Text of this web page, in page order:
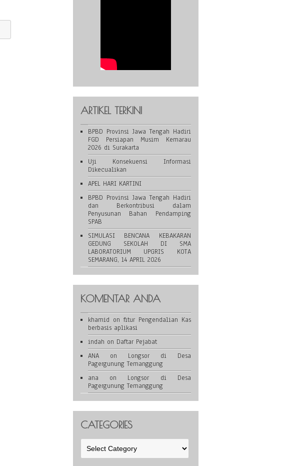
ARTIKEL TERKINI
BPBD Provinsi Jawa Tengah Hadiri
FGD Persiapan Musim Kemarau
2026 di Surakarta
Uji Konsekuensi Informasi
Dikecualikan
APEL HARI KARTINI
BPBD Provinsi Jawa Tengah Hadiri
dan Berkontribusi dalam
Penyusunan Bahan Pendamping
SPAB
SIMULASI BENCANA KEBAKARAN
GEDUNG SEKOLAH DI SMA
LABORATORIUM UPGRIS KOTA
SEMARANG, 14 APRIL 2026
KOMENTAR ANDA
khamid on fitur Pengendalian Kas
berbasis aplikasi
indah on Daftar Pejabat
ANAon Longsor di Desa
Pagergunung Temanggung
ana on Longsor di Desa
Pagergunung Temanggung
CATEGORIES
Categories